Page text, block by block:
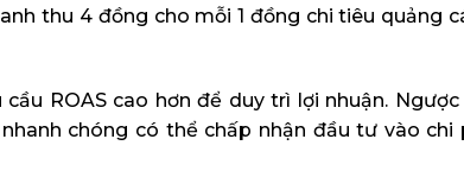
thu 4 đồng cho mỗi 1 đồng chi tiêu quảng
ROAS cao hơn để duy trì lợi nhuận. Ngược
chóng có thể chấp nhận đầu tư vào chi